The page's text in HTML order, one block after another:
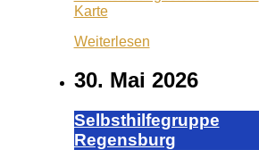
KarteWuf
Zentrum
Weiterlesen
30. Mai 2026
Selbst­hil­fe­grup­pe
Re­gens­burg